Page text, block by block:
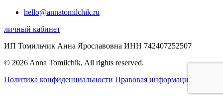
hello@annatomilchik.ru
личный кабинет
ИП Томильчик Анна Ярославовна ИНН 742407252507
© 2026 Anna Tomilchik, All rights reserved.
Политика конфиденциальности Правовая информация